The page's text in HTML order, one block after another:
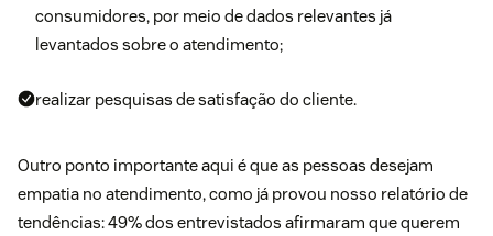
consumidores, por meio de dados relevantes já
levantados sobre o atendimento;
realizar pesquisas de satisfação do cliente.
Outro ponto importante aqui é que as pessoas desejam
empatia no atendimento, como já provou nosso relatório de
tendências: 49% dos entrevistados afirmaram que querem